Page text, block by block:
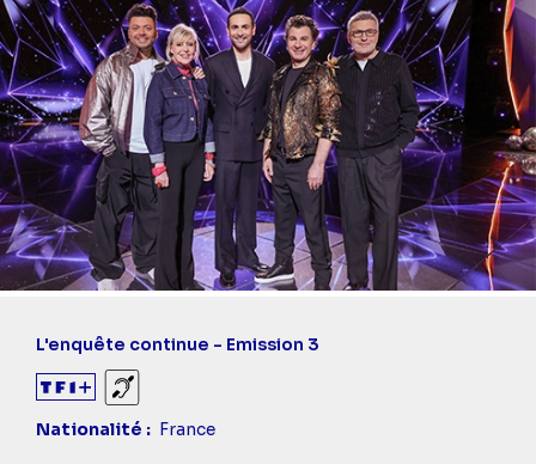
L'enquête continue - Emission 3
Sourds et malentendants
Nationalité
France